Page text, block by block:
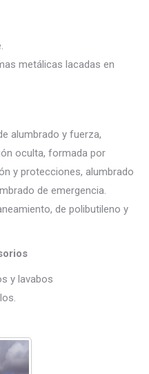
metálicas lacadas en
alumbrado y fuerza,
oculta, formada por
y protecciones, alumbrado
de emergencia.
de polibutileno y
y lavabos